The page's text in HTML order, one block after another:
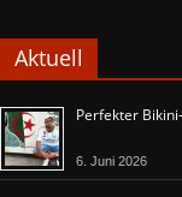
Aktuell
Perfekter
6. Juni 2026